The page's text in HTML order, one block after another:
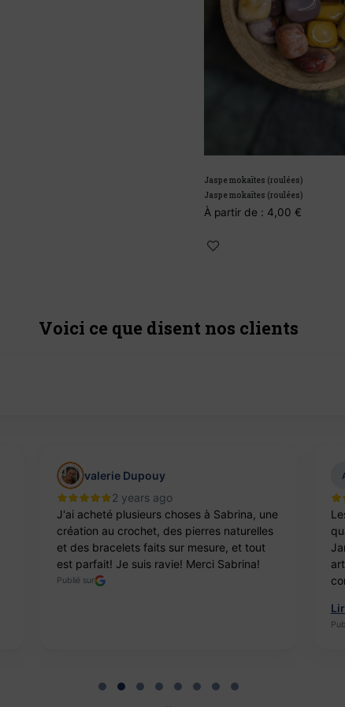
Jaspe mokaïtes (roulées)
Jaspe mokaïtes (roulées)
À partir de :4,00 €
Voici ce que disent nos clients
valerie Dupouy
2 years ago
J'ai acheté plusieurs choses à Sabrina, une
création au crochet, des pierres naturelles
et des bracelets faits sur mesure, et tout
est parfait! Je suis ravie! Merci Sabrina!
Publié sur